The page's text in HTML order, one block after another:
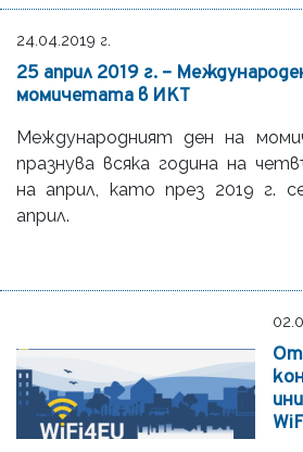
24.04.2019 г.
25 април 2019 г. –
момичетата в ИКТ
Международният ден на
празнува всяка година на
на април, като през 2019 г.
април.